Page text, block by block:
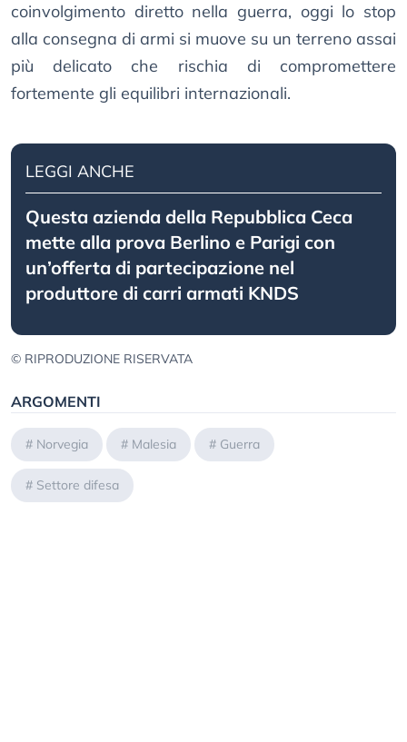
coinvolgimento diretto nella guerra, oggi lo stop
alla consegna di armi si muove su un terreno assai
più delicato che rischia di compromettere
fortemente gli equilibri internazionali.
LEGGI ANCHE
Questa azienda della Repubblica Ceca
mette alla prova Berlino e Parigi con
un’offerta di partecipazione nel
produttore di carri armati KNDS
© RIPRODUZIONE RISERVATA
ARGOMENTI
# Norvegia # Malesia # Guerra
# Settore difesa